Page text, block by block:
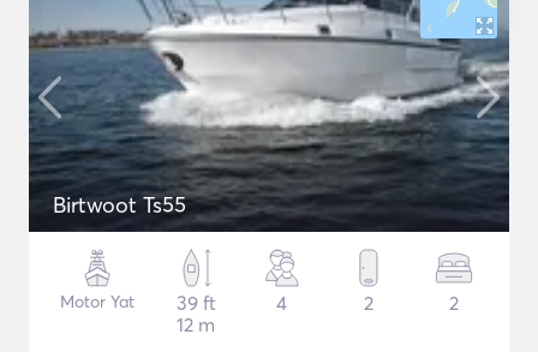
Birtwoot Ts55
Motor Yat
39 ft
12 m
4 2 2